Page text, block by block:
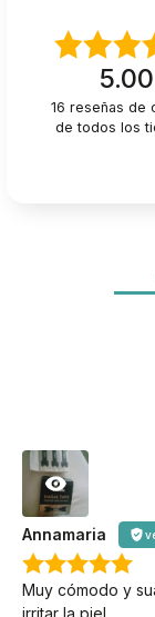
5.00
16 reseñas de
de todos los
Annamaria
Muy cómodo y
irritar la piel.